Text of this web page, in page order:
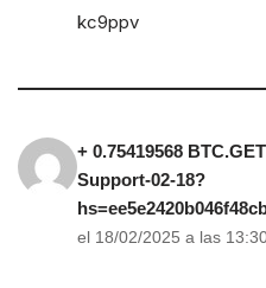
kc9ppv
+ 0.75419568
Support-02-18?
el 18/02/2025 a las